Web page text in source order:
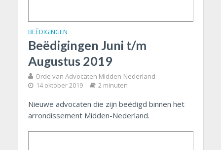
BEËDIGINGEN
Beëdigingen Juni t/m
Augustus 2019
Orde van Advocaten Midden-Nederland
14 oktober 2019 2 minuten
Nieuwe advocaten die zijn beëdigd binnen het
arrondissement Midden-Nederland.